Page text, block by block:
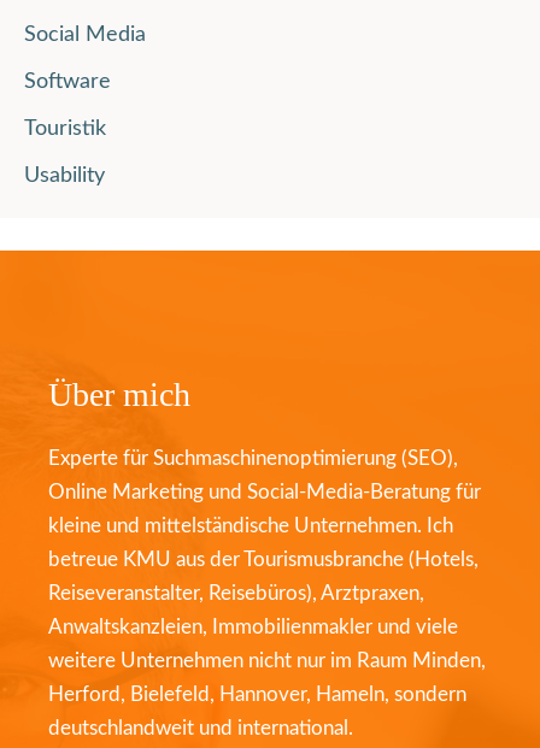
Social Media
Software
Touristik
Usability
Über mich
Experte für Suchmaschinenoptimierung (SEO),
Online Marketing und Social-Media-Beratung für
kleine und mittelständische Unternehmen. Ich
betreue KMU aus der Tourismusbranche (Hotels,
Reiseveranstalter, Reisebüros), Arztpraxen,
Anwaltskanzleien, Immobilienmakler und viele
weitere Unternehmen nicht nur im Raum Minden,
Herford, Bielefeld, Hannover, Hameln, sondern
deutschlandweit und international.